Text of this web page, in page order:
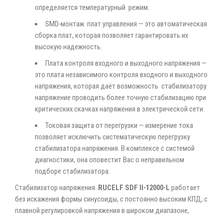
определяется температурный режим.
SMD-монтаж плат управления — это автоматическая
сборка плат, которая позволяет гарантировать их
высокую надежность.
Плата контроля входного и выходного напряжения —
это плата независимого контроля входного и выходного
напряжения, которая даёт возможность стабилизатору
напряжение проводить более точную стабилизацию при
критических скачках напряжения в электрической сети.
Токовая защита от перегрузки — измерение тока
позволяет исключить систематическую перегрузку
стабилизатора напряжения. В комплексе с системой
диагностики, она оповестит Вас о неправильном
подборе стабилизатора.
Стабилизатор напряжения RUCELF SDF II-12000-L работает
без искажения формы синусоиды, с постоянно высоким КПД, с
плавной регулировкой напряжения в широком диапазоне,